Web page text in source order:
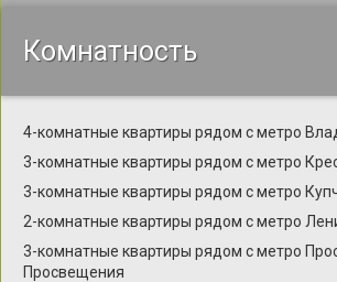
Комнатность
4-комнатные квартиры рядом с метро
3-комнатные квартиры рядом с метро
3-комнатные квартиры рядом с метро
2-комнатные квартиры рядом с метро
3-комнатные квартиры рядом с метро
Просвещения